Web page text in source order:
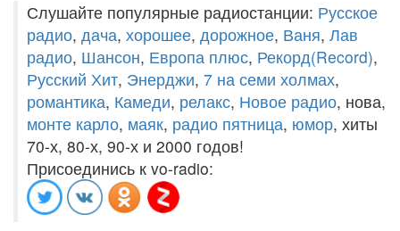
Слушайте популярные радиостанции: Русское
радио, дача, хорошее, дорожное, Ваня, Лав
радио, Шансон, Европа плюс, Рекорд(Record),
Русский Хит, Энерджи, 7 на семи холмах,
романтика, Камеди, релакс, Новое радио, нова,
монте карло, маяк, радио пятница, юмор, хиты
70-х, 80-х, 90-х и 2000 годов!
Присоединись к vo-radio: